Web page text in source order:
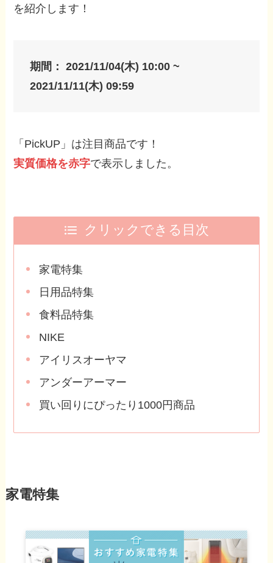
を紹介します！
期間： 2021/11/04(木) 10:00 ~
2021/11/11(木) 09:59
「PickUP」は注目商品です！
実質価格を赤字で表示しました。
クリックできる目次
家電特集
日用品特集
食料品特集
NIKE
アイリスオーヤマ
アンダーアーマー
買い回りにぴったり1000円商品
家電特集